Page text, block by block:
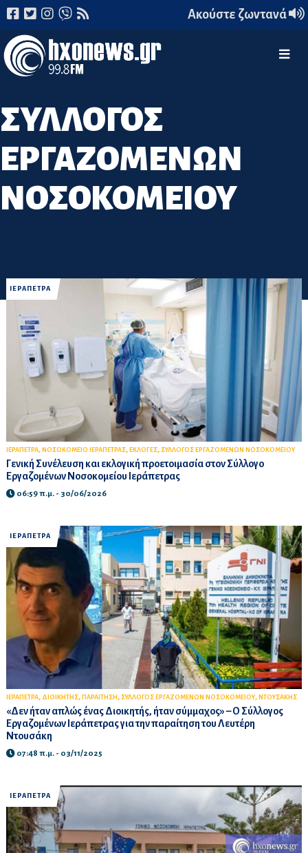
Ακούστε ζωντανά
ΣΥΛΛΟΓΟΣ
ΕΡΓΑΖΟΜΕΝΩΝ
ΝΟΣΟΚΟΜΕΙΟΥ
ΙΕΡΑΠΕΤΡΑ
ΙΕΡΑΠΕΤΡΑ, ΝΟΣΟΚΟΜΕΙΟ ΙΕΡΑΠΕΤΡΑΣ, ΕΚΛΟΓΕΣ, ΣΥΛΛΟΓΟΣ ΕΡΓΑΖΟΜΕΝΩΝ ΝΟΣΟΚΟΜΕΙΟΥ
Γενική Συνέλευση και εκλογική προετοιμασία στον Σύλλογο
Εργαζομένων Νοσοκομείου Ιεράπετρας
06:59 π.μ. - 30/06/2026
ΙΕΡΑΠΕΤΡΑ
ΙΕΡΑΠΕΤΡΑ, ΔΙΟΙΚΗΤΗΣ, ΠΑΡΑΙΤΗΣΗ , ΣΥΛΛΟΓΟΣ ΕΡΓΑΖΟΜΕΝΩΝ ΝΟΣΟΚΟΜΕΙΟΥ, ΝΤΟΥΣΑΚΗΣ
«Δεν ήταν απλώς ένας Διοικητής, ήταν σύμμαχος» – Ο Σύλλογος
Εργαζομένων Ιεράπετρας για την παραίτηση του Λευτέρη
Ντουσάκη
07:48 π.μ. - 03/11/2025
ΙΕΡΑΠΕΤΡΑ